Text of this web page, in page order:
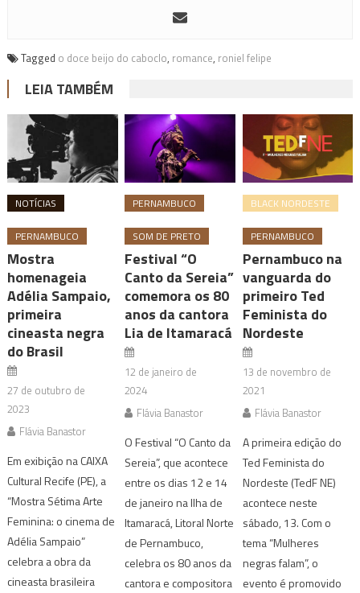
Tagged o doce beijo do caboclo, romance, roniel felipe
LEIA TAMBÉM
NOTÍCIAS
PERNAMBUCO
Mostra
homenageia
Adélia Sampaio,
primeira
cineasta negra
do Brasil
27 de outubro de
2023
Flávia Banastor
Em exibição na CAIXA
Cultural Recife (PE), a
“Mostra Sétima Arte
Feminina: o cinema de
Adélia Sampaio”
celebra a obra da
cineasta brasileira
PERNAMBUCO
SOM DE PRETO
Festival “O
Canto da Sereia”
comemora os 80
anos da cantora
Lia de Itamaracá
12 de janeiro de
2024
Flávia Banastor
O Festival “O Canto da
Sereia”, que acontece
entre os dias 12 e 14
de janeiro na Ilha de
Itamaracá, Litoral Norte
de Pernambuco,
celebra os 80 anos da
cantora e compositora
BLACK NORDESTE
PERNAMBUCO
Pernambuco na
vanguarda do
primeiro Ted
Feminista do
Nordeste
13 de novembro de
2021
Flávia Banastor
A primeira edição do
Ted Feminista do
Nordeste (TedF NE)
acontece neste
sábado, 13. Com o
tema “Mulheres
negras falam”, o
evento é promovido